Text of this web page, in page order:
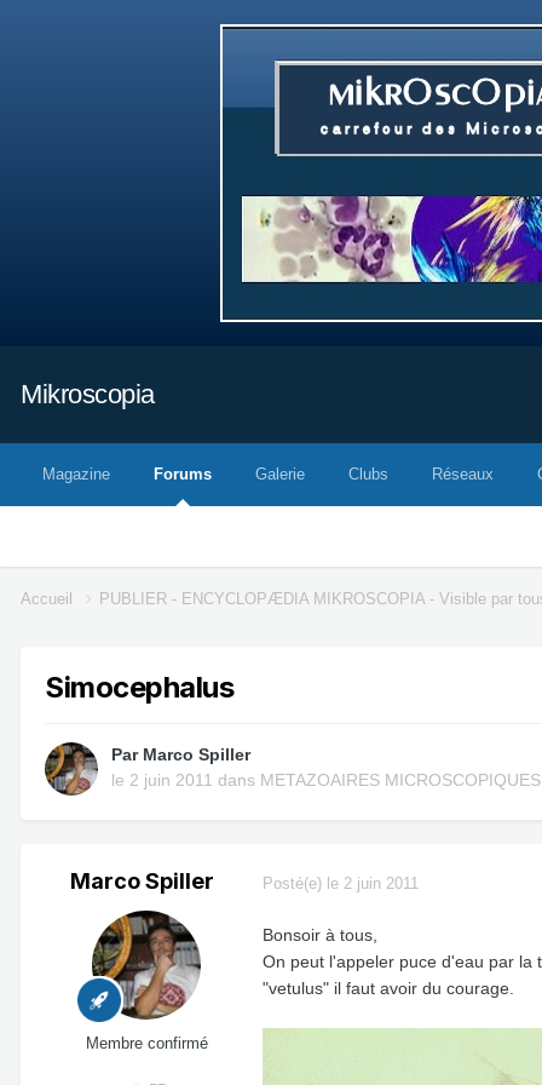
Mikroscopia
Magazine Forums Galerie Clubs Réseaux
Accueil PUBLIER - ENCYCLOPÆDIA MIKROSCOPIA - Visible par
Simocephalus
Par Marco Spiller
le 2 juin 2011 dans METAZOAIRES MICROSCOPIQUES
Marco Spiller
Membre confirmé
Posté(e) le 2 juin 2011
Bonsoir à tous,
On peut l'appeler puce d'eau par la
"vetulus" il faut avoir du courage.